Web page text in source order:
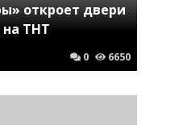
откроет двери
ТНТ
0 6650